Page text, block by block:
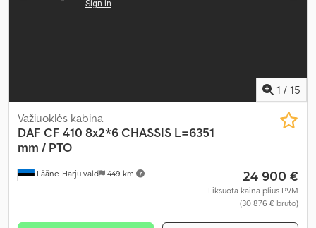
1 / 15
Lääne-Harju vald 449 km
Važiuoklės kabina
DAF CF 410 8x2*6 CHASSIS L=6351
mm / PTO
24 900 €
Fiksuota kaina plius PVM
(30 876 € bruto)